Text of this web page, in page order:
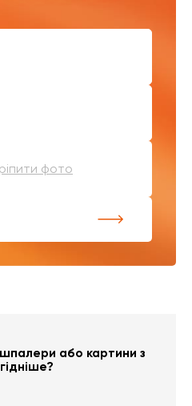
фото
або картини з